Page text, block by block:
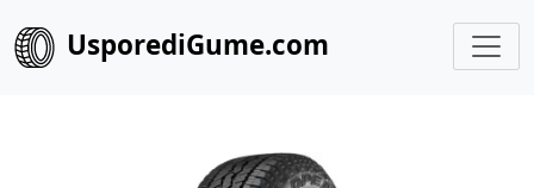
UsporediGume.com